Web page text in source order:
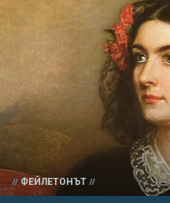
ФЕЙЛЕТОНЪТ